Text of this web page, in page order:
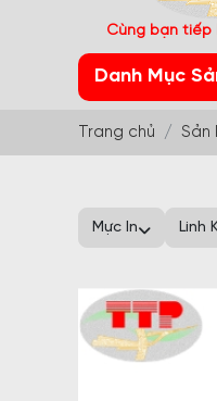
Cùng bạn tiếp
Danh Mục
Trang chủ Sản
Mực In Linh